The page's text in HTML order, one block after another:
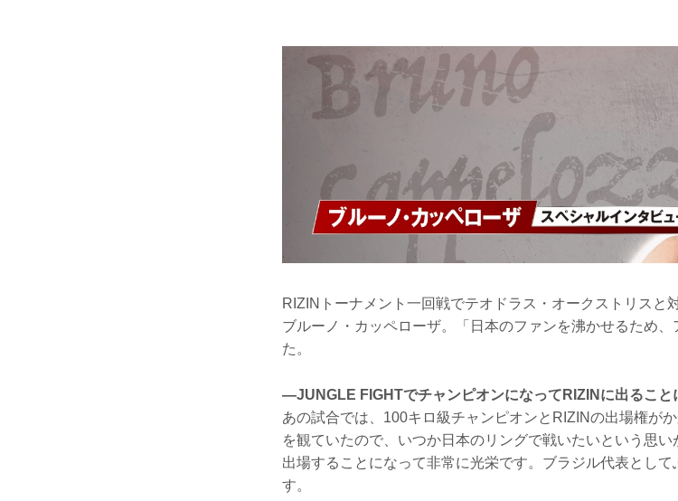
RIZINトーナメント一回戦でテオドラス・オークストリスと
ブルーノ・カッペローザ。「日本のファンを沸かせるため
た。
—JUNGLE FIGHTでチャンピオンになってRIZINに出ること
あの試合では、100キロ級チャンピオンとRIZINの出場権が
を観ていたので、いつか日本のリングで戦いたいという思
出場することになって非常に光栄です。ブラジル代表とし
す。